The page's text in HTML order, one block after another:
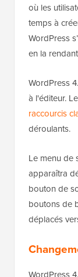
où les
temps à
WordPress
en la
WordPress
à l'éditeur.
raccourcis
déroulants.
Le menu de
apparaîtra
bouton de
boutons de
déplacés